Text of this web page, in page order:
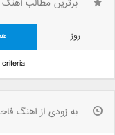
برترین مطالب آهنگ
روز
به زودی از آهنگ